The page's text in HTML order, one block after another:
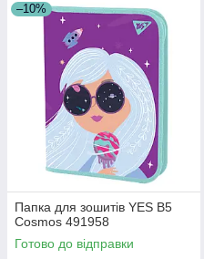
–10%
Папка для зошитів YES В5
Cosmos 491958
Готово до відправки